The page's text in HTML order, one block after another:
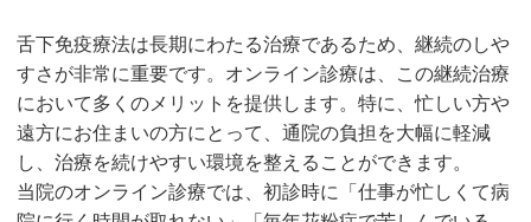
舌下免疫療法は長期にわたる治療であるため、継続のしや
すさが非常に重要です。オンライン診療は、この継続治療
において多くのメリットを提供します。特に、忙しい方や
遠方にお住まいの方にとって、通院の負担を大幅に軽減
し、治療を続けやすい環境を整えることができます。
当院のオンライン診療では、初診時に「仕事が忙しくて病